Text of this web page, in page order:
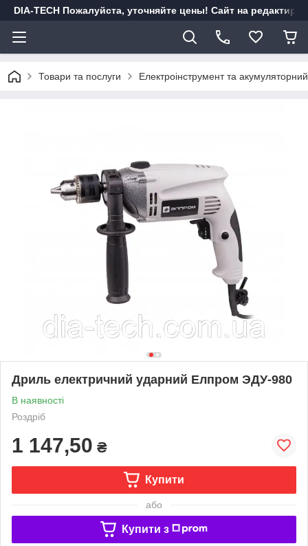
DIA-TECH Пожалуйста, уточняйте цены! Сайт на
Товари та послуги Електроінструмент та
Дриль електричний ударний Елпром ЭДУ-980
В наявності
Роздріб
1 147,50 ₴
Купити
або
Купити з